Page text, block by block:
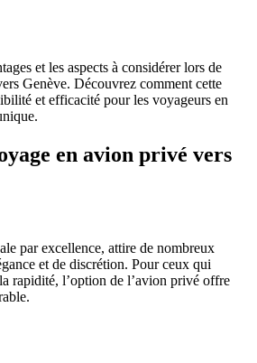
et les aspects à considérer lors de
Genève. Découvrez comment cette
et efficacité pour les voyageurs en
en avion privé vers
par excellence, attire de nombreux
et de discrétion. Pour ceux qui
rapidité, l’option de l’avion privé offre